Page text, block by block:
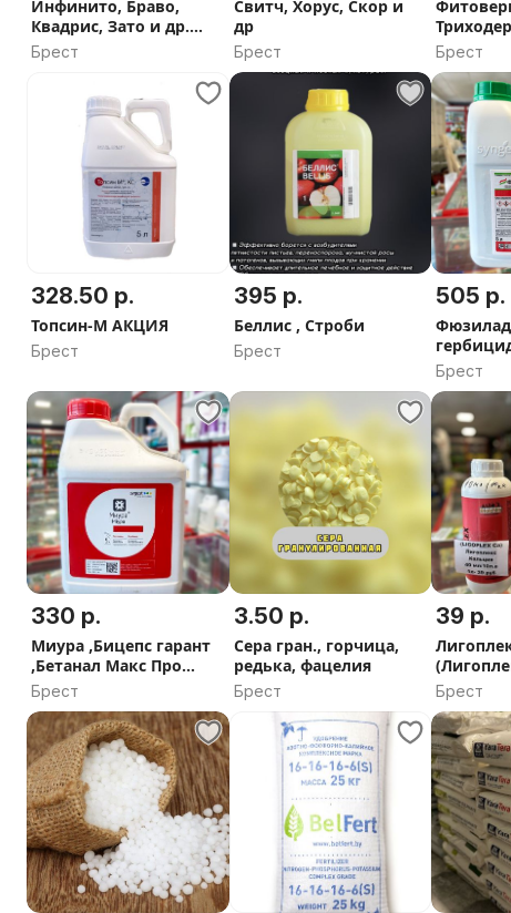
Инфинито, Браво,
Квадрис, Зато и др.
фунгициды
Брест
Свитч, Хорус, Скор и
др
Брест Брест
328.50 р.
Топсин-М АКЦИЯ
Брест
395 р.
Беллис , Строби
Брест
505 р.
Брест
330 р.
Миура ,Бицепс гарант
,Бетанал Макс Про
гербицид
Брест
3.50 р.
Сера гран., горчица,
редька, фацелия
Брест
39 р.
-5л
Брест